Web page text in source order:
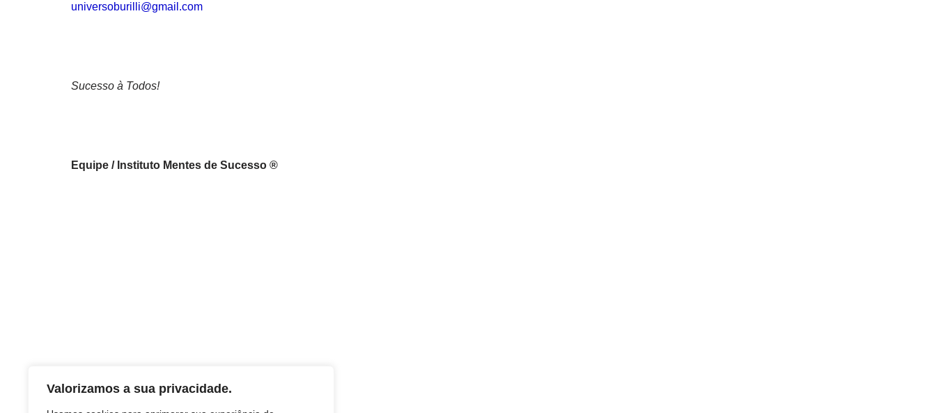
Valorizamos a sua privacidade.
universoburilli@gmail.com
Sucesso à Todos!
Equipe / Instituto Mentes de Sucesso ®